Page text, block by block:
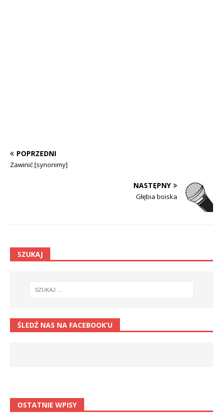
POPRZEDNI
Zawinić [synonimy]
NASTĘPNY
Głębia boiska
SZUKAJ
ŚLEDŹ NAS NA FACEBOOK’U
OSTATNIE WPISY